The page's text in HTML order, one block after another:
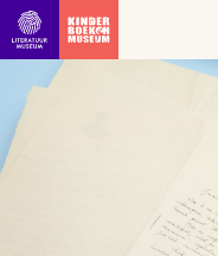
Ga direct naar inhoud